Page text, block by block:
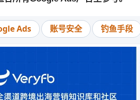
Ads 账号安全 钓鱼手段